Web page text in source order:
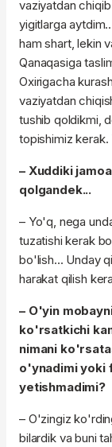
vaziyatdan
yigitlarga
ham shart, lekin
Qanaqasiga
Oxirigacha
vaziyatdan
tushib qoldikmi,
topishimiz kerak.
– Xuddiki
qolgandek...
– Yo'q, nega
tuzatishi kerak
bo'lish... Unday
harakat qilish
– O'yin
ko'rsatkichi
nimani
o'ynadimi yoki
yetishmadimi?
– O'zingiz
bilardik va buni